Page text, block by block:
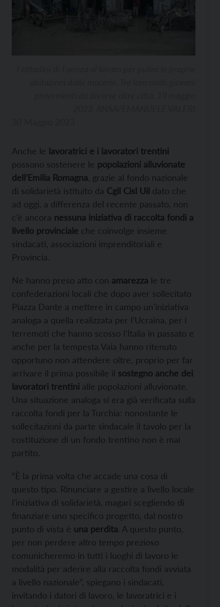
Anche le lavoratrici e i lavoratori trentini
possono sostenere le popolazioni alluvionate
dell’Emilia Romagna , grazie al fondo nazionale
di solidarietà istituito da Cgil Cisl Uil dato che
ad oggi, a differenza del recente passato, non
c’è ancora nessuna iniziativa di raccolta fondi a
livello provinciale che coinvolge insieme
sindacati, associazioni imprenditoriali e
Provincia.
Ne hanno preso atto con amarezza le tre
confederazioni locali che dopo aver sollecitato
Piazza Dante a mettere in campo un’iniziativa
analoga a quella realizzata per l’Ucraina, per i
terremoti che hanno scosso l’Italia in passato e
anche per la tempesta Vaia hanno ritenuto
opportuno non attendere oltre, proprio per far
arrivare il prima possibile il sostegno anche dei
lavoratori trentini alle popolazioni alluvionate.
Una situazione analoga si era già verificata sulla
raccolta fondi per la Turchia: nonostante le
sollecitazioni da parte sindacale il tavolo per la
costituzione di un fondo trentino non è mai
partito.
“È la prima volta che accade una cosa di
questo tipo. Rinunciare a gestire a livello locale
l’iniziativa di solidarietà, magari scegliendo di
finanziare uno specifico progetto, dal nostro
punto di vista è una perdita. A questo punto,
per non perdere altro tempo prezioso
comunicheremo in tutti i luoghi di lavoro le
modalità per aderire alla raccolta fondi avviata
a livello nazionale”, spiegano i sindacati,
invitando i datori di lavoro, le lavoratrici e i